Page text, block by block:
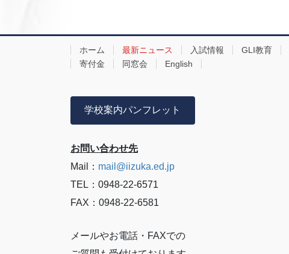
ホーム 最新ニュース 入試情報 GLI教育
寄付金
同窓会 English
学校案内パンフレット
お問い合わせ先
Mail： mail@iizuka.ed.jp
TEL：0948-22-6571
FAX：0948-22-6581
メールやお電話・FAXでの